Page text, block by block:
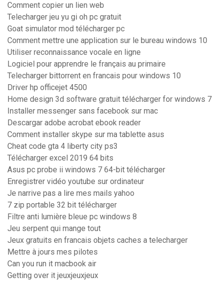
Comment copier un lien web
Telecharger jeu yu gi oh pc gratuit
Goat simulator mod télécharger pc
Comment mettre une application sur le bureau windows 10
Utiliser reconnaissance vocale en ligne
Logiciel pour apprendre le français au primaire
Telecharger bittorrent en francais pour windows 10
Driver hp officejet 4500
Home design 3d software gratuit télécharger for windows 7
Installer messenger sans facebook sur mac
Descargar adobe acrobat ebook reader
Comment installer skype sur ma tablette asus
Cheat code gta 4 liberty city ps3
Télécharger excel 2019 64 bits
Asus pc probe ii windows 7 64-bit télécharger
Enregistrer vidéo youtube sur ordinateur
Je narrive pas a lire mes mails yahoo
7 zip portable 32 bit télécharger
Filtre anti lumière bleue pc windows 8
Jeu serpent qui mange tout
Jeux gratuits en francais objets caches a telecharger
Mettre à jours mes pilotes
Can you run it macbook air
Getting over it jeuxjeuxjeux